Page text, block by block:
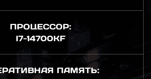
ПРОЦЕССОР:
I7-14700KF
ПАМЯТЬ: